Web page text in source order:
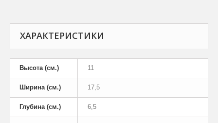
ХАРАКТЕРИСТИКИ
Высота (см.) 11
Ширина (см.) 17,5
Глубина (см.) 6,5